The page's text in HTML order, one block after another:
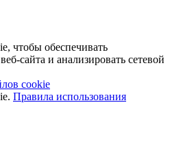
чтобы обеспечивать
сайта и анализировать сетевой
cookie
Правила использования